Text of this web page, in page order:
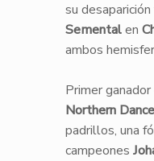
su
Sementalen
ambos
Primer
Northern
padrillos, una
campeones